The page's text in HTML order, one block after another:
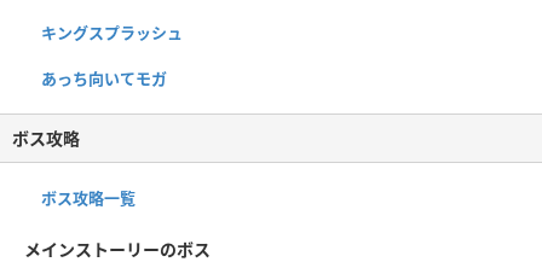
キングスプラッシュ
あっち向いてモガ
ボス攻略
ボス攻略一覧
メインストーリーのボス